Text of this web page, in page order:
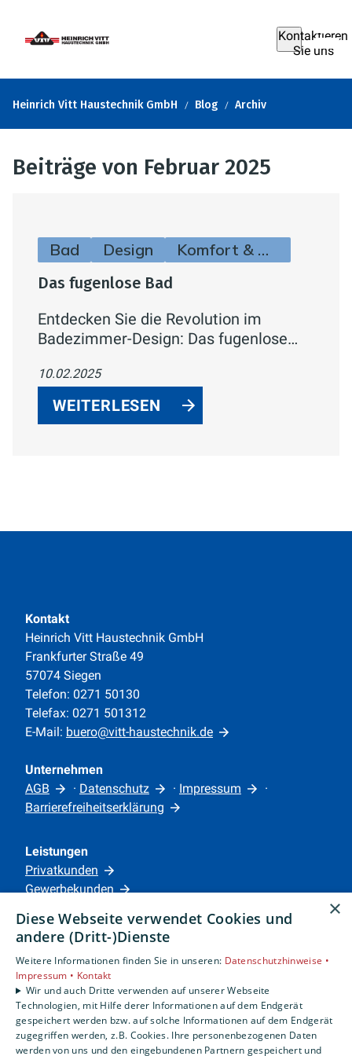
Kontaktieren
Sie uns
Heinrich Vitt Haustechnik GmbH Blog Archiv
Beiträge von Februar 2025
Bad Design Komfort & Hygiene
Das fugenlose Bad
Entdecken Sie die Revolution im
Badezimmer-Design: Das fugenlose
nahtlose Oberflächen vereinen Ästhetik
und Funktionalität für ein modernes,
pflegeleichtes Badezimmer.
10.02.2025
WEITERLESEN
Kontakt
Heinrich Vitt Haustechnik GmbH
Frankfurter Straße 49
57074 Siegen
Telefon: 0271 50130
Telefax: 0271 501312
E-Mail: buero@vitt-haustechnik.de
Unternehmen
AGB
· Datenschutz · Impressum
·
Barrierefreiheitserklärung
Leistungen
Privatkunden
Gewerbekunden
Unternehmen
Standorte
Siegen
Um externe HTML-Inhalte anzuzeigen, benötigen
×
Diese Webseite verwendet Cookies und
andere (Dritt-)Dienste
Weitere Informationen finden Sie in unseren: Datenschutzhinweise •
Impressum • Kontakt
Wir und auch Dritte verwenden auf unserer Webseite
Technologien, mit Hilfe derer Informationen auf dem Endgerät
gespeichert werden bzw. auf solche Informationen auf dem Endgerät
zugegriffen werden, z.B. Cookies. Ihre personenbezogenen Daten
werden von uns und den eingebundenen Partnern gespeichert und